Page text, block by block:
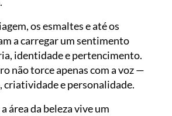
os esmaltes e até os
a carregar um sentimento
identidade e pertencimento.
não torce apenas com a voz —
criatividade e personalidade.
área da beleza vive um